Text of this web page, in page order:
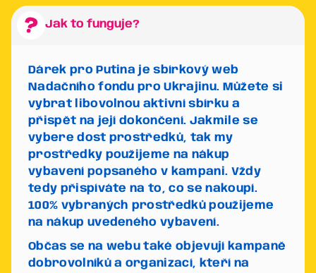
Jak to funguje?
Dárek pro Putina je sbírkový web
Nadačního fondu pro Ukrajinu. Můžete si
vybrat libovolnou aktivní sbírku a
přispět na její dokončení. Jakmile se
vybere dost prostředků, tak my
prostředky použijeme na nákup
vybavení popsaného v kampani. Vždy
tedy přispíváte na to, co se nakoupí.
100% vybraných prostředků použijeme
na nákup uvedeného vybavení.
Občas se na webu také objevují kampaně
dobrovolníků a organizací, kteří na